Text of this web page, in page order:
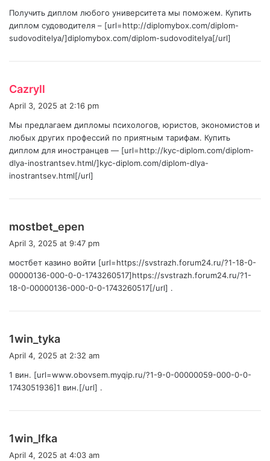
s
:
Получить диплом любого университета мы поможем. Купить
диплом судоводителя – [url=http://diplomybox.com/diplom-
sudovoditelya/]diplomybox.com/diplom-sudovoditelya[/url]
Cazryll
a
s
:
April 3, 2025 at 2:16 pm
Мы предлагаем дипломы психологов, юристов, экономистов и
любых других профессий по приятным тарифам. Купить
диплом для иностранцев — [url=http://kyc-diplom.com/diplom-
dlya-inostrantsev.html/]kyc-diplom.com/diplom-dlya-
inostrantsev.html[/url]
mostbet_epen
a
s
April 3, 2025 at 9:47 pm
мостбет казино войти [url=https://svstrazh.forum24.ru/?1-18-0-
00000136-000-0-0-1743260517]https://svstrazh.forum24.ru/?1-
18-0-00000136-000-0-0-1743260517[/url] .
1win_tyka
s
April 4, 2025 at 2:32 am
1 вин. [url=www.obovsem.myqip.ru/?1-9-0-00000059-000-0-0-
1743051936]1 вин.[/url] .
1win_lfka
April 4, 2025 at 4:03 am